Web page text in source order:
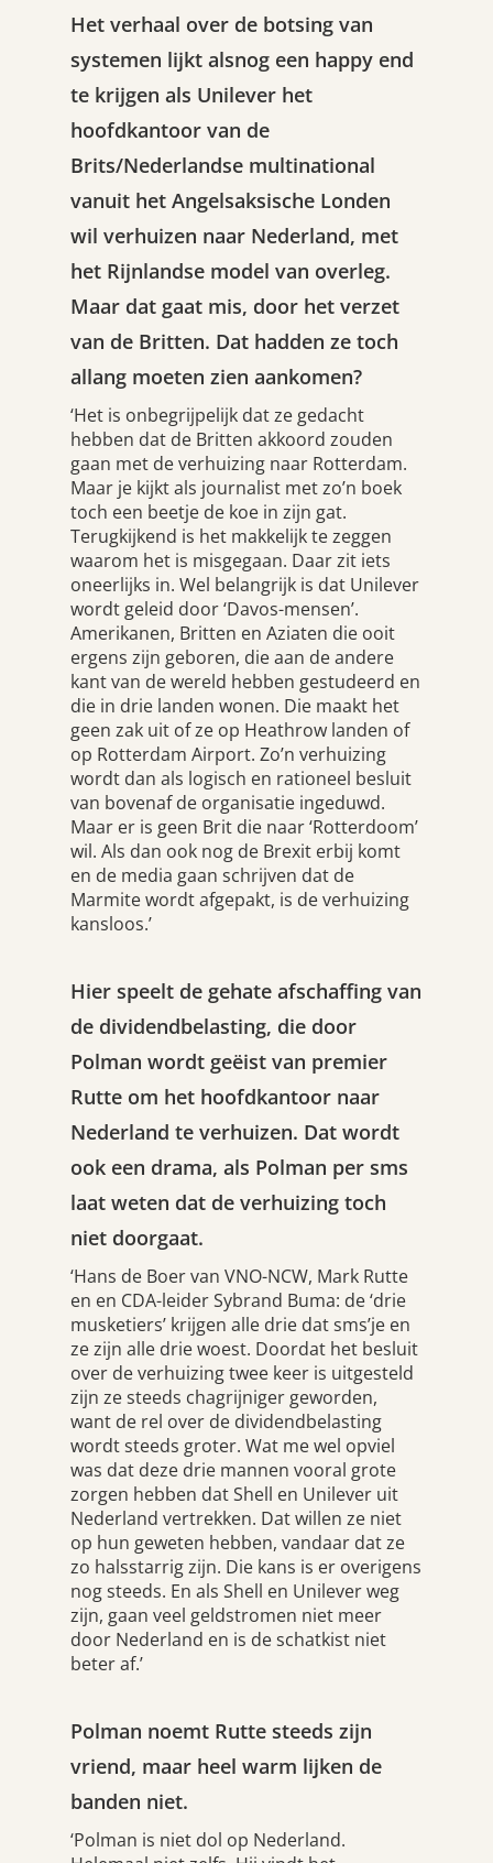
Het verhaal over de botsing van
systemen lijkt alsnog een happy end
te krijgen als Unilever het
hoofdkantoor van de
Brits/Nederlandse multinational
vanuit het Angelsaksische Londen
wil verhuizen naar Nederland, met
het Rijnlandse model van overleg.
Maar dat gaat mis, door het verzet
van de Britten. Dat hadden ze toch
allang moeten zien aankomen?
‘Het is onbegrijpelijk dat ze gedacht
hebben dat de Britten akkoord zouden
gaan met de verhuizing naar Rotterdam.
Maar je kijkt als journalist met zo’n boek
toch een beetje de koe in zijn gat.
Terugkijkend is het makkelijk te zeggen
waarom het is misgegaan. Daar zit iets
oneerlijks in. Wel belangrijk is dat Unilever
wordt geleid door ‘Davos-mensen’.
Amerikanen, Britten en Aziaten die ooit
ergens zijn geboren, die aan de andere
kant van de wereld hebben gestudeerd en
die in drie landen wonen. Die maakt het
geen zak uit of ze op Heathrow landen of
op Rotterdam Airport. Zo’n verhuizing
wordt dan als logisch en rationeel besluit
van bovenaf de organisatie ingeduwd.
Maar er is geen Brit die naar ‘Rotterdoom’
wil. Als dan ook nog de Brexit erbij komt
en de media gaan schrijven dat de
Marmite wordt afgepakt, is de verhuizing
kansloos.’
Hier speelt de gehate afschaffing van
de dividendbelasting, die door
Polman wordt geëist van premier
Rutte om het hoofdkantoor naar
Nederland te verhuizen. Dat wordt
ook een drama, als Polman per sms
laat weten dat de verhuizing toch
niet doorgaat.
‘Hans de Boer van VNO-NCW, Mark Rutte
en en CDA-leider Sybrand Buma: de ‘drie
musketiers’ krijgen alle drie dat sms’je en
ze zijn alle drie woest. Doordat het besluit
over de verhuizing twee keer is uitgesteld
zijn ze steeds chagrijniger geworden,
want de rel over de dividendbelasting
wordt steeds groter. Wat me wel opviel
was dat deze drie mannen vooral grote
zorgen hebben dat Shell en Unilever uit
Nederland vertrekken. Dat willen ze niet
op hun geweten hebben, vandaar dat ze
zo halsstarrig zijn. Die kans is er overigens
nog steeds. En als Shell en Unilever weg
zijn, gaan veel geldstromen niet meer
door Nederland en is de schatkist niet
beter af.’
Polman noemt Rutte steeds zijn
vriend, maar heel warm lijken de
banden niet.
‘Polman is niet dol op Nederland.